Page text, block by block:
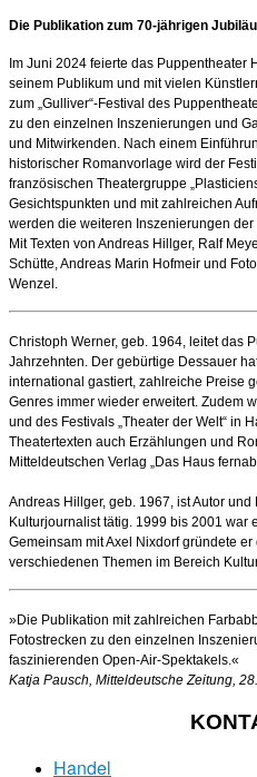
Die Publikation zum 70-jährigen
Im Juni 2024 feierte das Puppentheater
seinem Publikum und mit vielen
zum „Gulliver“-Festival des
zu den einzelnen Inszenierungen und
und Mitwirkenden. Nach einem
historischer Romanvorlage wird der
französischen Theatergruppe
Gesichtspunkten und mit zahlreichen
werden die weiteren Inszenierungen
Mit Texten von Andreas Hillger, Ralf
Schütte, Andreas Marin Hofmeir und
Wenzel.
Christoph Werner, geb. 1964, leitet das
Jahrzehnten. Der gebürtige Dessauer
international gastiert, zahlreiche Preise
Genres immer wieder erweitert. Zudem
und des Festivals „Theater der Welt“ in
Theatertexten auch Erzählungen und
Mitteldeutschen Verlag „Das Haus
Andreas Hillger, geb. 1967, ist Autor
Kulturjournalist tätig. 1999 bis 2001 war
Gemeinsam mit Axel Nixdorf gründete
verschiedenen Themen im Bereich
»Die Publikation mit zahlreichen
Fotostrecken zu den einzelnen
faszinierenden Open-Air-Spektakels.«
Katja Pausch, Mitteldeutsche Zeitung,
Handel